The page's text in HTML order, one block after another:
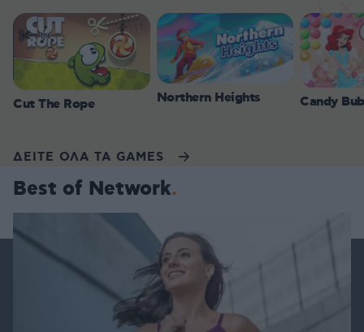
Cut The Rope Northern Heights Candy
ΔΕΙΤΕ ΟΛΑ ΤΑ GAMES
Best of Network